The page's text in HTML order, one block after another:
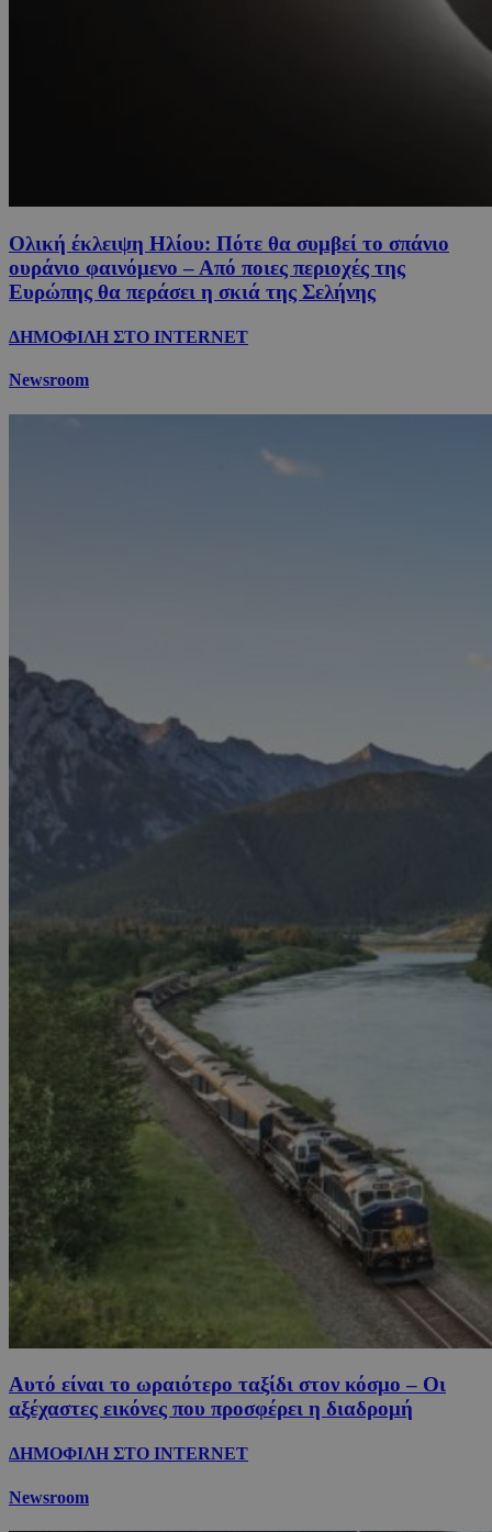
Ολική έκλειψη Ηλίου: Πότε θα συμβεί το σπάνιο
ουράνιο φαινόμενο – Από ποιες περιοχές της
Ευρώπης θα περάσει η σκιά της Σελήνης
ΔΗΜΟΦΙΛΗ ΣΤΟ INTERNET
Newsroom
Αυτό είναι το ωραιότερο ταξίδι στον κόσμο – Οι
αξέχαστες εικόνες που προσφέρει η διαδρομή
ΔΗΜΟΦΙΛΗ ΣΤΟ INTERNET
Newsroom